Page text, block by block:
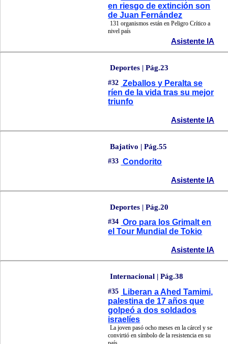
en riesgo de extinción son
de Juan Fernández
131 organismos están en Peligro Crítico a
nivel país
Asistente IA
Deportes | Pág.23
#32 Zeballos y Peralta se
ríen de la vida tras su mejor
triunfo
Asistente IA
Bajativo | Pág.55
#33 Condorito
Asistente IA
Deportes | Pág.20
#34 Oro para los Grimalt en
el Tour Mundial de Tokio
Asistente IA
Internacional | Pág.38
#35
Liberan a Ahed Tamimi,
palestina de 17 años que
golpeó a dos soldados
israelíes
La joven pasó ocho meses en la cárcel y se
convirtió en símbolo de la resistencia en su